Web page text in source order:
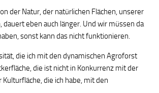
der Natur, der natürlichen Flächen, unserer
dauert eben auch länger. Und wir müssen da
sonst kann das nicht funktionieren.
die ich mit den dynamischen Agroforst
die ist nicht in Konkurrenz mit der
die ich habe, mit den